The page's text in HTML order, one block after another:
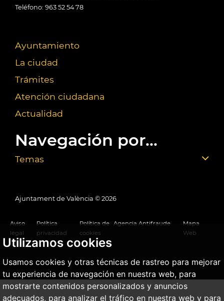
Utilizamos cookies
Usamos cookies y otras técnicas de rastreo para mejorar
tu experiencia de navegación en nuestra web, para
mostrarte contenidos personalizados y anuncios
adecuados, para analizar el tráfico en nuestra web y para
Teléfono: 963 52 54 78
Ayuntamiento
La ciudad
Trámites
Atención ciudadana
Actualidad
Navegación por...
Temas
Ajuntament de València © 2026
Aviso
legal
Política
privacidad
Política de
cookies
Agencia Antifraude
Mapa
Web